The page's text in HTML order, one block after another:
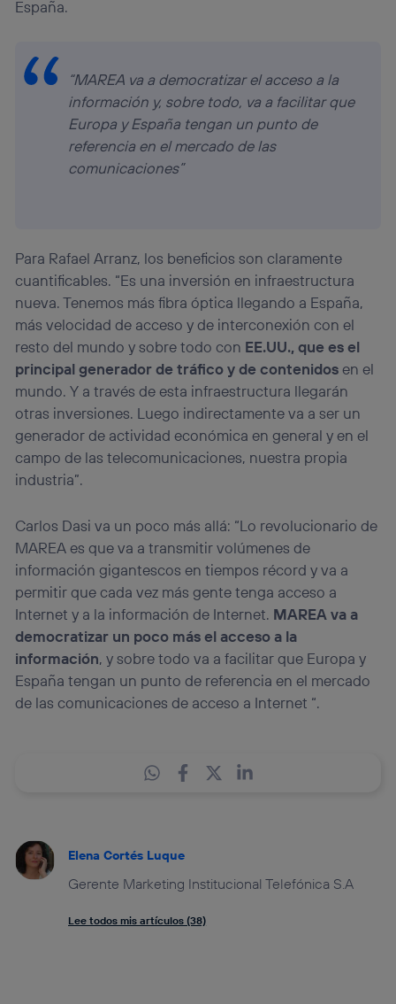
España.
“MAREA va a democratizar el acceso a la
información y, sobre todo, va a facilitar que
Europa y España tengan un punto de
referencia en el mercado de las
comunicaciones”
Para Rafael Arranz, los beneficios son claramente
cuantificables. “Es una inversión en infraestructura
nueva. Tenemos más fibra óptica llegando a España,
más velocidad de acceso y de interconexión con el
resto del mundo y sobre todo con EE.UU., que es el
principal generador de tráfico y de contenidosen el
mundo. Y a través de esta infraestructura llegarán
otras inversiones. Luego indirectamente va a ser un
generador de actividad económica en general y en el
campo de las telecomunicaciones, nuestra propia
industria”.
Carlos Dasi va un poco más allá: “Lo revolucionario de
MAREA es que va a transmitir volúmenes de
información gigantescos en tiempos récord y va a
permitir que cada vez más gente tenga acceso a
Internet y a la información de Internet. MAREA va a
democratizar un poco más el acceso a la
información, y sobre todo va a facilitar que Europa y
España tengan un punto de referencia en el mercado
de las comunicaciones de acceso a Internet “.
Elena Cortés Luque
Gerente Marketing Institucional Telefónica S.A
Lee todos mis artículos (38)